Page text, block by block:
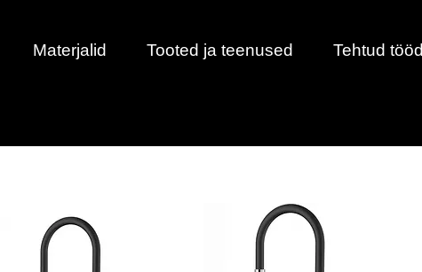
Materjalid Tooted ja teenused Tehtud tööd